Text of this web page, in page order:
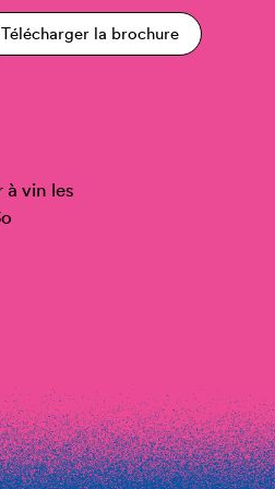
Télécharger la brochure
à vin les